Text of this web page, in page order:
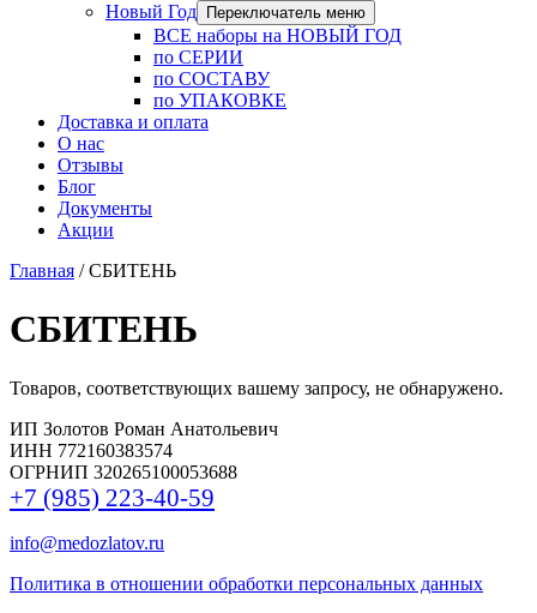
Новый Год
Переключатель меню
ВСЕ наборы на НОВЫЙ ГОД
по СЕРИИ
по СОСТАВУ
по УПАКОВКЕ
Доставка и оплата
О нас
Отзывы
Блог
Документы
Акции
Главная / СБИТЕНЬ
СБИТЕНЬ
Товаров, соответствующих вашему запросу, не обнаружено.
ИП Золотов Роман Анатольевич
ИНН 772160383574
ОГРНИП 320265100053688
+7 (985) 223-40-59
info@medozlatov.ru
Политика в отношении обработки персональных данных